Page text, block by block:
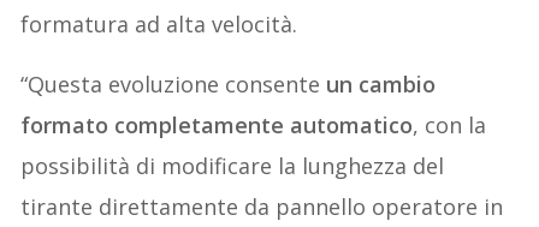
formatura ad alta velocità.
“Questa evoluzione consente un cambio
formato completamente automatico, con la
possibilità di modificare la lunghezza del
tirante direttamente da pannello operatore in